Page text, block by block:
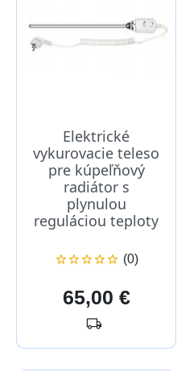
Elektrické
vykurovacie teleso
pre kúpeľňový
radiátor s
plynulou
reguláciou teploty
 (0)
Cena
65,00 €
local_shipping